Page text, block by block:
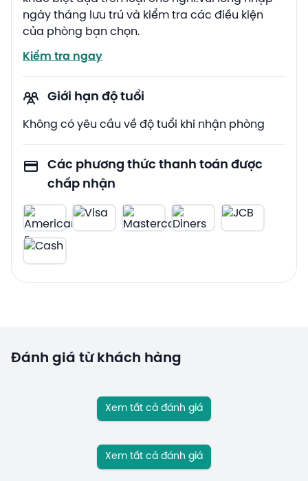
ngày tháng lưu trú và kiểm tra các điều kiện
của phòng bạn chọn.
Kiểm tra ngay
Giới hạn độ tuổi
Không có yêu cầu về độ tuổi khi nhận phòng
Các phương thức thanh toán được
chấp nhận
Đánh giá từ khách hàng
Xem tất cả đánh giá
Xem tất cả đánh giá